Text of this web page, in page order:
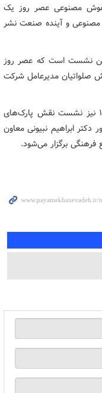
مصنوعی عصر روز یک
۱۷ نشست هوش مصنوعی و آینده صنعت نشر
نشست است که عصر روز
ساعت ۱۷ توسط سیاوش صلواتیان مدیرعامل شرکت
عصر روز پنج شنبه ۲۵ اردیبهشت از ساعت ۱۷ نیز نشست نقش پارک‌های
ابراهیم نبیونی معاون
فرهنگی برگزار می‌شود.